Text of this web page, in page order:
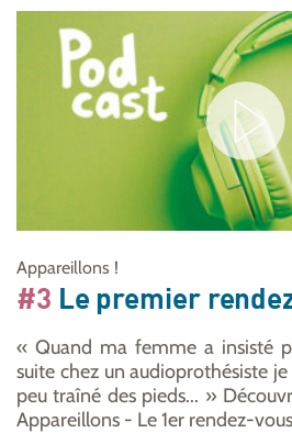
Appareillons !
#3 Le premier
« Quand ma femme a insisté
suite chez un audioprothésiste je
peu traîné des pieds... »
Appareillons - Le 1er rendez-